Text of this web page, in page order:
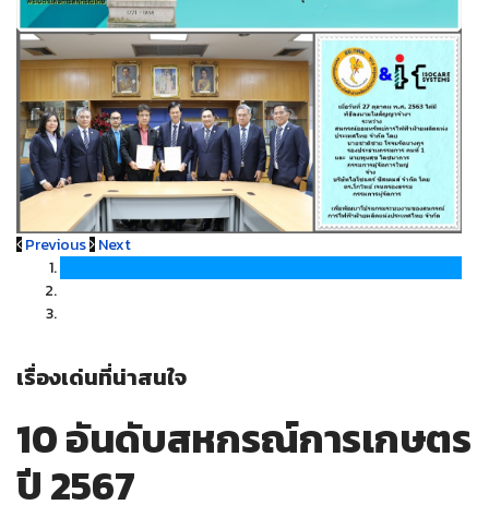
Previous Next
เรื่องเด่นที่น่าสนใจ
10 อันดับสหกรณ์การเกษตร
ปี 2567